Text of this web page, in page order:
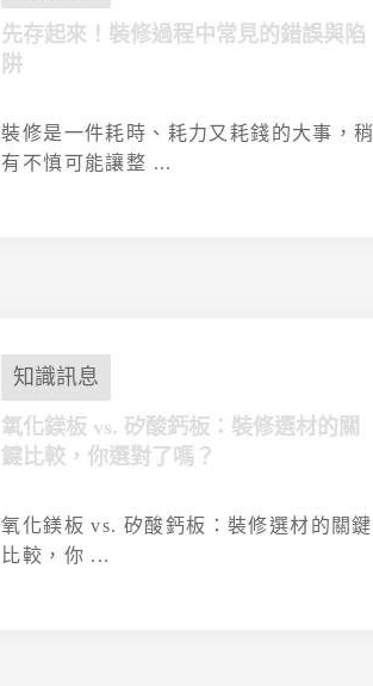
先存起來！裝修過程中常見的錯誤與陷
阱
裝修是一件耗時、耗力又耗錢的大事，稍
有不慎可能讓整 ...
知識訊息
氧化鎂板 vs. 矽酸鈣板：裝修選材的關
鍵比較，你選對了嗎？
氧化鎂板 vs. 矽酸鈣板：裝修選材的關鍵
比較，你 ...